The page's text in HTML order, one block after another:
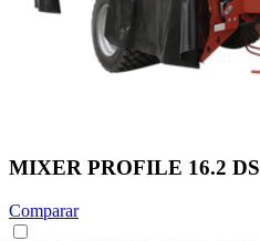
MIXER PROFILE 16.2 DS
Comparar